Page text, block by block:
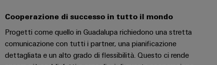
Trattamento
dell’acqua
e
delle
Utensili
Macchine
automatiche
Cooperazione di successo in tutto il mondo
Progetti come quello in Guadalupa richiedono una stretta
comunicazione con tutti i partner, una pianificazione
dettagliata e un alto grado di flessibilità. Questo ci rende